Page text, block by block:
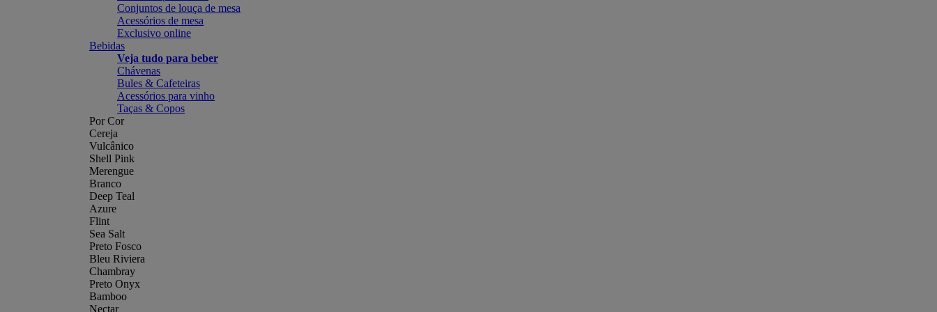
Conjuntos de louça de mesa
Acessórios de mesa
Exclusivo online
Bebidas
Veja tudo para beber
Chávenas
Bules & Cafeteiras
Acessórios para vinho
Taças & Copos
Por Cor
Cereja
Vulcânico
Shell Pink
Merengue
Branco
Deep Teal
Azure
Flint
Sea Salt
Preto Fosco
Bleu Riviera
Chambray
Preto Onyx
Bamboo
Nectar